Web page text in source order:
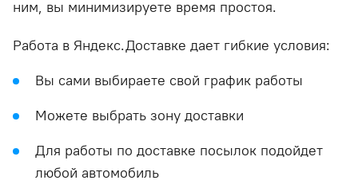
ним, вы минимизируете время простоя.
Работа в Яндекс.Доставке дает гибкие условия:
Вы сами выбираете свой график работы
Можете выбрать зону доставки
Для работы по доставке посылок подойдет
любой автомобиль